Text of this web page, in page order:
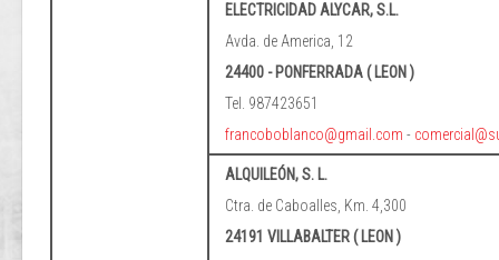
ELECTRICIDAD ALYCAR, S.L.
Avda. de America, 12
24400 - PONFERRADA ( LEON )
Tel. 987423651
francoboblanco@gmail.com -
ALQUILEÓN, S. L.
Ctra. de Caboalles, Km. 4,300
24191 VILLABALTER ( LEON )